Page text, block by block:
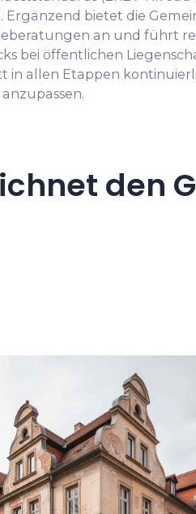
Ergänzend bietet die
an und führt
bei öffentlichen
in allen Etappen
den